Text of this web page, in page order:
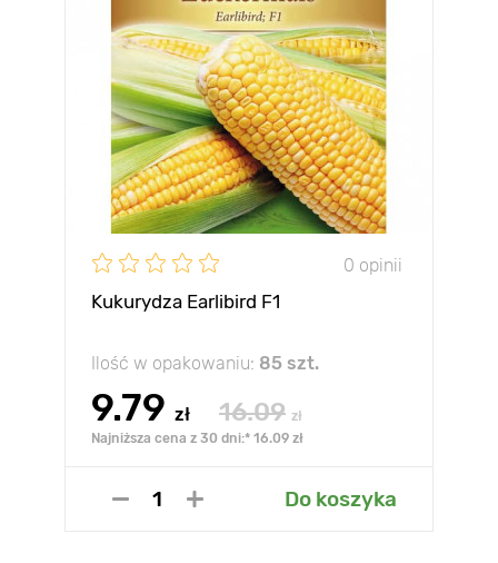
0 opinii
Kukurydza Earlibird F1
Ilość w opakowaniu: 85 szt.
9.79 zł 16.09 zł
Najniższa cena z 30 dni:* 16.09 zł
Do koszyka